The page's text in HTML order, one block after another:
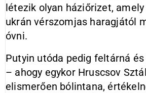
létezik olyan háziőrizet,
ukrán vérszomjas haragjától
óvni.
Putyin utóda pedig feltárná
– ahogy egykor Hruscsov
elismerően bólintana,